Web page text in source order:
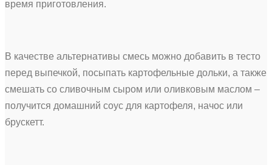
время приготовления.
В качестве альтернативы смесь можно добавить в тесто
перед выпечкой, посыпать картофельные дольки, а также
смешать со сливочным сыром или оливковым маслом –
получится домашний соус для картофеля, начос или
брускетт.